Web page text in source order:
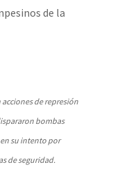
de la
de represión
bombas
su intento por
de seguridad.